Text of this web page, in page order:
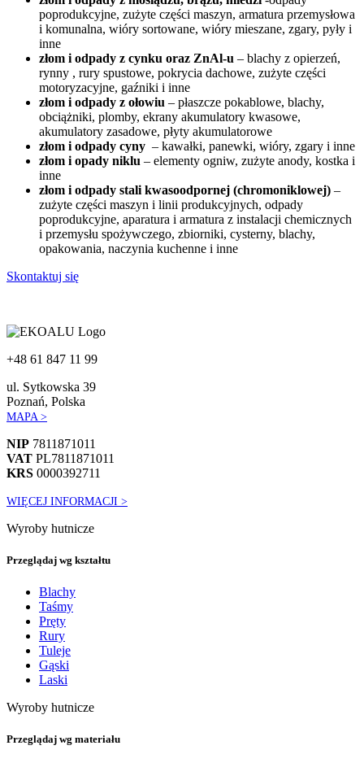
poprodukcyjne, zużyte części maszyn, armatura przemysłowa
i komunalna, wióry sortowane, wióry mieszane, zgary, pyły i
inne
złom i odpady z cynku oraz ZnAl-u – blachy z opierzeń,
rynny , rury spustowe, pokrycia dachowe, zużyte części
motoryzacyjne, gaźniki i inne
złom i odpady z ołowiu – płaszcze pokablowe, blachy,
obciążniki, plomby, ekrany akumulatory kwasowe,
akumulatory zasadowe, płyty akumulatorowe
złom i odpady cyny – kawałki, panewki, wióry, zgary i inne
złom i opady niklu – elementy ogniw, zużyte anody, kostka i
inne
złom i odpady stali kwasoodpornej (chromoniklowej) –
zużyte części maszyn i linii produkcyjnych, odpady
poprodukcyjne, aparatura i armatura z instalacji chemicznych
i przemysłu spożywczego, zbiorniki, cysterny, blachy,
opakowania, naczynia kuchenne i inne
Skontaktuj się
+48 61 847 11 99
ul. Sytkowska 39
Poznań, Polska
MAPA >
NIP 7811871011
VAT PL7811871011
KRS 0000392711
WIĘCEJ INFORMACJI >
Wyroby hutnicze
Przeglądaj wg kształtu
Blachy
Taśmy
Pręty
Rury
Tuleje
Gąski
Laski
Wyroby hutnicze
Przeglądaj wg materiału